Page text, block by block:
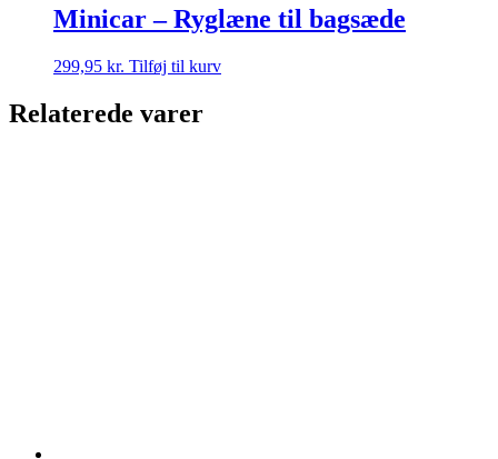
Minicar – Ryglæne til bagsæde
299,95 kr. Tilføj til kurv
Relaterede varer